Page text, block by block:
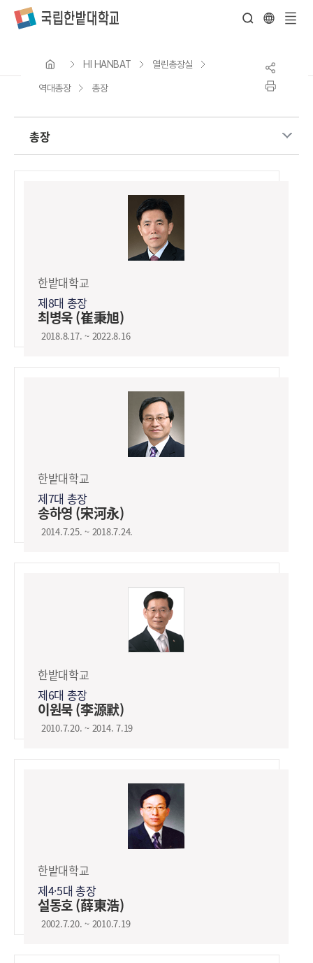
HI HANBAT 열린총장실
역대총장 총장
총장
한밭대학교
제8대 총장
최병욱 (崔秉旭)
2018.8.17. ~ 2022.8.16
한밭대학교
제7대 총장
송하영 (宋河永)
2014.7.25. ~ 2018.7.24.
한밭대학교
제6대 총장
이원묵 (李源默)
2010.7.20. ~ 2014. 7.19
한밭대학교
제4·5대 총장
설동호 (薛東浩)
2002.7.20. ~ 2010.7.19